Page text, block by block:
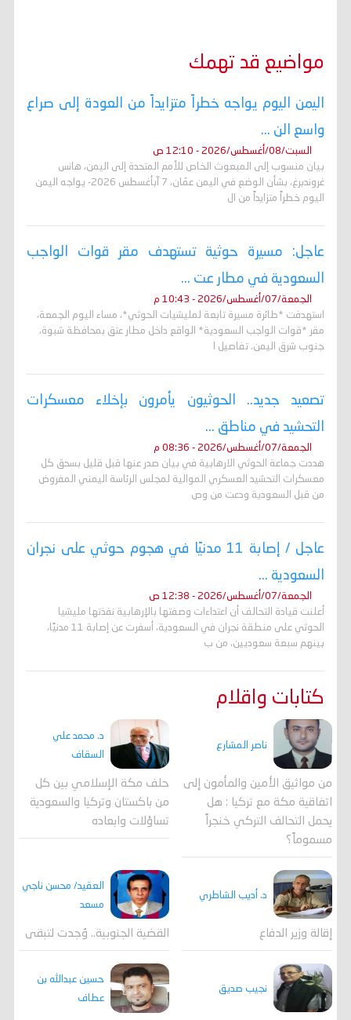
مواضيع قد تهمك
اليمن اليوم يواجه خطراً متزايداً من العودة إلى صراع
واسع الن ...
السبت/08/أغسطس/2026 - 12:10 ص
بيان منسوب إلى المبعوث الخاص للأمم المتحدة إلى اليمن، هانس
غروندبرغ، بشأن الوضع في اليمن عمّان، 7 آبأغسطس 2026- يواجه اليمن
اليوم خطراً متزايداً من ال
عاجل: مسيرة حوثية تستهدف مقر قوات الواجب
السعودية في مطار عت ...
الجمعة/07/أغسطس/2026 - 10:43 م
استهدفت *طائرة مسيرة تابعة لمليشيات الحوثي*، مساء اليوم الجمعة،
مقر *قوات الواجب السعودية* الواقع داخل مطار عتق بمحافظة شبوة،
جنوب شرق اليمن. تفاصيل ا
تصعيد جديد.. الحوثيون يأمرون بإخلاء معسكرات
التحشيد في مناطق ...
الجمعة/07/أغسطس/2026 - 08:36 م
هددت جماعة الحوثي الارهابية في بيان صدر عنها قبل قليل بسحق كل
معسكرات التحشيد العسكري الموالية لمجلس الرئاسة اليمني المفروض
من قبل السعودية ودعت من وص
عاجل / إصابة 11 مدنيًا في هجوم حوثي على نجران
السعودية ...
الجمعة/07/أغسطس/2026 - 12:38 ص
أعلنت قيادة التحالف أن اعتداءات وصفتها بالإرهابية نفذتها مليشيا
الحوثي على منطقة نجران في السعودية، أسفرت عن إصابة 11 مدنيًا،
بينهم سبعة سعوديين، من ب
كتابات واقلام
ناصر المشارع
من مواثيق الأمين والمأمون إلى
اتفاقية مكة مع تركيا : هل
يحمل التحالف التركي خنجراً
مسموماً؟
د. محمد علي
السقاف
حلف مكة الإسلامي بين كل
من باكستان وتركيا والسعودية
تساؤلات وابعاده
د. أديب الشاطري
إقالة وزير الدفاع
العقيد/ محسن ناجي
مسعد
القضية الجنوبية.. وُجدت لتبقى
نجيب صديق
حسين عبدالله بن
عطاف